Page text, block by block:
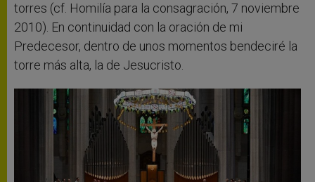
torres (cf. Homilía para la consagración, 7 noviembre
2010). En continuidad con la oración de mi
Predecesor, dentro de unos momentos bendeciré la
torre más alta, la de Jesucristo.